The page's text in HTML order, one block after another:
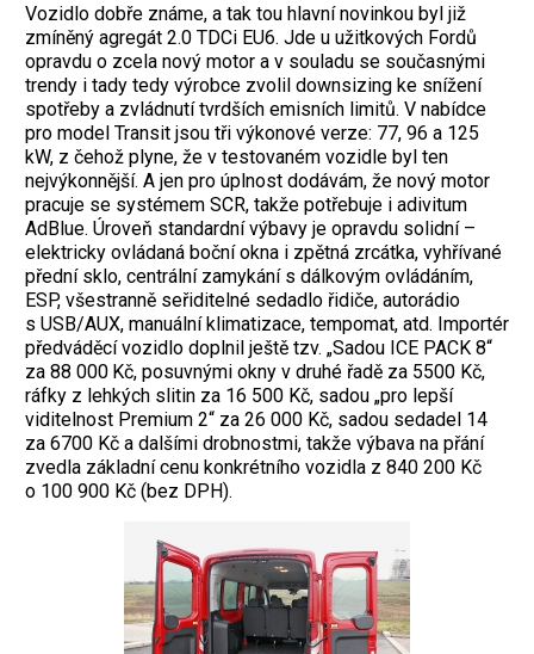
Vozidlo dobře známe, a tak tou hlavní novinkou byl již
zmíněný agregát 2.0 TDCi EU6. Jde u užitkových Fordů
opravdu o zcela nový motor a v souladu se současnými
trendy i tady tedy výrobce zvolil downsizing ke snížení
spotřeby a zvládnutí tvrdších emisních limitů. V nabídce
pro model Transit jsou tři výkonové verze: 77, 96 a 125
kW, z čehož plyne, že v testovaném vozidle byl ten
nejvýkonnější. A jen pro úplnost dodávám, že nový motor
pracuje se systémem SCR, takže potřebuje i adivitum
AdBlue. Úroveň standardní výbavy je opravdu solidní –
elektricky ovládaná boční okna i zpětná zrcátka, vyhřívané
přední sklo, centrální zamykání s dálkovým ovládáním,
ESP, všestranně seřiditelné sedadlo řidiče, autorádio
s USB/AUX, manuální klimatizace, tempomat, atd. Importér
předváděcí vozidlo doplnil ještě tzv. „Sadou ICE PACK 8“
za 88 000 Kč, posuvnými okny v druhé řadě za 5500 Kč,
ráfky z lehkých slitin za 16 500 Kč, sadou „pro lepší
viditelnost Premium 2“ za 26 000 Kč, sadou sedadel 14
za 6700 Kč a dalšími drobnostmi, takže výbava na přání
zvedla základní cenu konkrétního vozidla z 840 200 Kč
o 100 900 Kč (bez DPH).